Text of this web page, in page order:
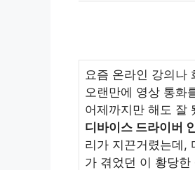
요즘 온라인 강의나
오랜만에 영상 통화
어제까지만 해도 잘
디바이스 드라이버
리가 지끈거렸는데,
가 겪었던 이 황당